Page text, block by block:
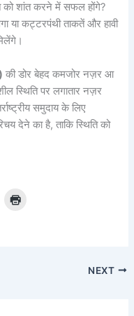
को शांत करने में सफल होंगे?
या कट्टरपंथी ताकतें और हावी
की डोर बेहद कमजोर नज़र आ
स्थिति पर लगातार नज़र
समुदाय के लिए
देने का है, ताकि स्थिति को
NEXT